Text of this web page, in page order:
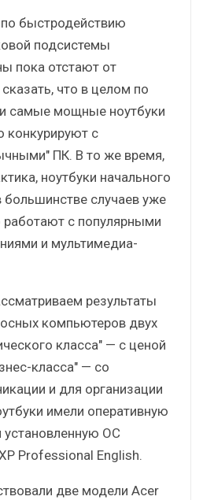
быстродействию
подсистемы
пока отстают от
что в целом по
самые мощные ноутбуки
конкурируют с
ПК. В то же время,
ноутбуки начального
большинстве случаев уже
с популярными
и мультимедиа-
результаты
компьютеров двух
класса" — с ценой
класса" — со
и для организации
имели оперативную
ОС
Professional English.
две модели Acer